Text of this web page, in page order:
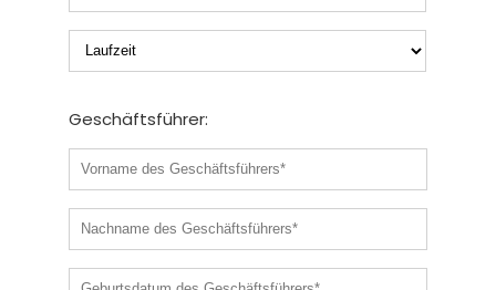
Geschäftsführer: